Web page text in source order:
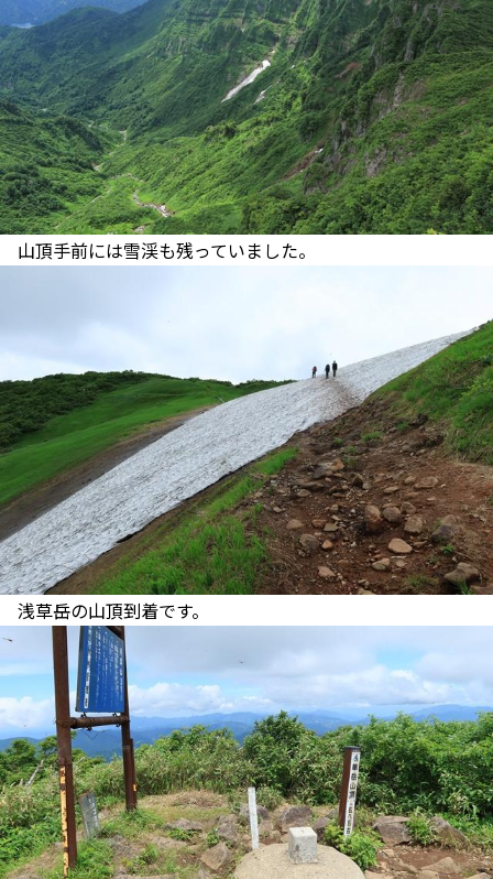
山頂手前には雪渓も残っていました。
浅草岳の山頂到着です。